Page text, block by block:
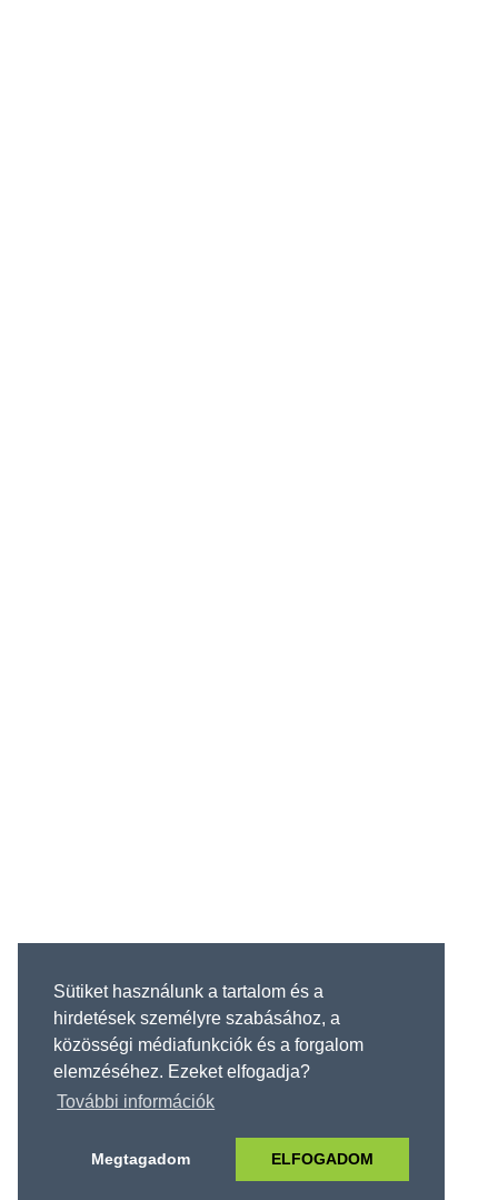
Sütiket használunk a tartalom és a
hirdetések személyre szabásához, a
közösségi médiafunkciók és a forgalom
elemzéséhez. Ezeket elfogadja?
További információk
Megtagadom ELFOGADOM